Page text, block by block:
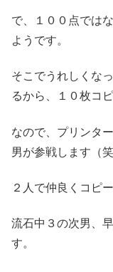
で、１００点では
ようです。
そこでうれしくな
るから、１０枚コ
なので、プリンタ
男が参戦します（笑
２人で仲良くコピ
流石中３の次男、
す。